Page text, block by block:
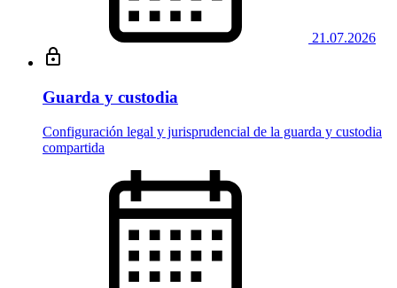
21.07.2026
Guarda y custodia
Configuración legal y jurisprudencial de la guarda y custodia
compartida